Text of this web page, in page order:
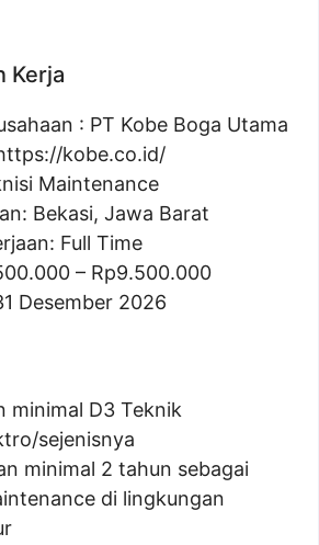
Kerja
: PT Kobe Boga Utama
kobe.co.id/
Maintenance
Bekasi, Jawa Barat
Full Time
– Rp9.500.000
Desember 2026
minimal D3 Teknik
sejenisnya
minimal 2 tahun sebagai
di lingkungan